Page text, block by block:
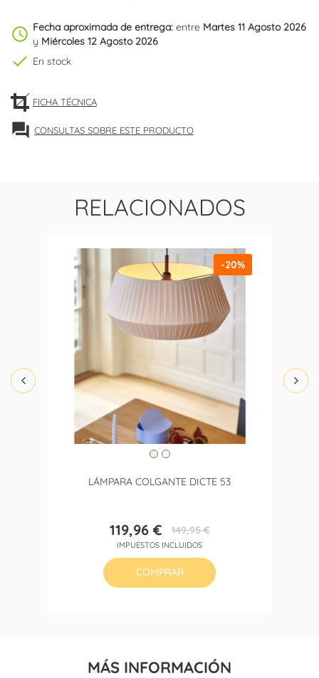
schedule Fecha aproximada de entrega: entre Martes 11 Agosto 2026
y Miércoles 12 Agosto 2026
check En stock
FICHA TÉCNICA
forum CONSULTAS SOBRE ESTE PRODUCTO
RELACIONADOS
LÁMPARA COLGANTE DICTE 53
Precio
119,96 €Precio
base
149,95 €
IMPUESTOS INCLUIDOS
-20%
COMPRAR
MÁS INFORMACIÓN